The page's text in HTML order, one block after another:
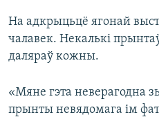
На адкрыцьцё ягонай
чалавек. Некалькі
даляраў кожны.
«Мяне гэта неверагодна
прынты невядомага ім